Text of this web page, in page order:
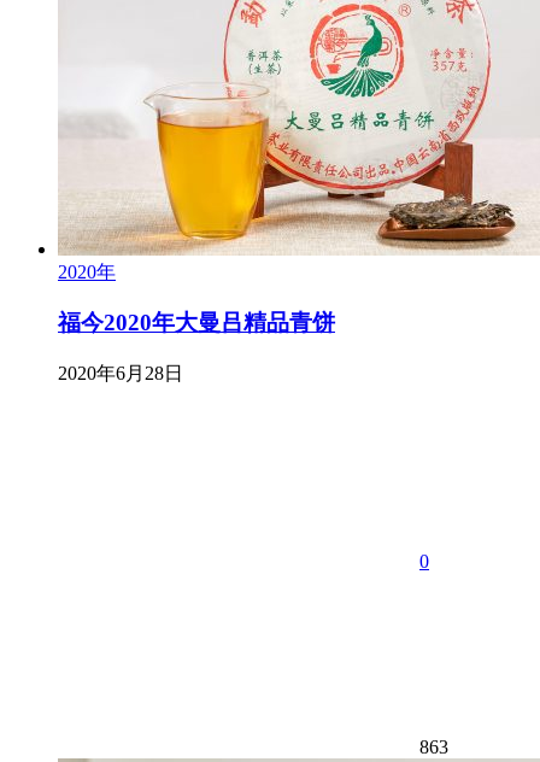
2020年
福今2020年大曼吕精品青饼
2020年6月28日
0
863